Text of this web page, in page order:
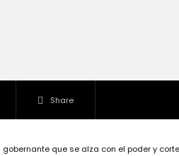
Share
que se alza con el poder y